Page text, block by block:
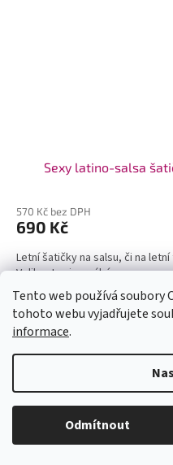
Tento web používá soubory
tohoto webu vyjadřujete
informace.
Odmítnout
objednání). Velikosti neodpovídají
Vám některý model líbí a chtěli
vyhledávání zadat číslo
se Vám zobrazí. Pas je nejuzší
Sexy latino-salsa
570 Kč bez DPH
690 Kč
Letní šatičky na salsu, či na
Velikost univerzální.
Akce